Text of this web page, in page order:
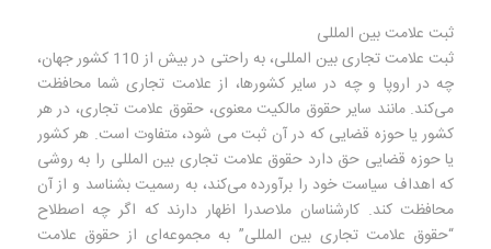
ثبت علامت بین المللی
ثبت علامت تجاری بین المللی، به راحتی در بیش از 110 کشور جهان،
چه در اروپا و چه در سایر کشورها، از علامت تجاری شما محافظت
می‌کند. مانند سایر حقوق مالکیت معنوی، حقوق علامت تجاری، در هر
کشور یا حوزه قضایی که در آن ثبت می شود، متفاوت است. هر کشور
یا حوزه قضایی حق دارد حقوق علامت تجاری بین المللی را به روشی
که اهداف سیاست خود را برآورده می‌کند، به رسمیت بشناسد و از آن
محافظت کند. کارشناسان ملاصدرا اظهار دارند که اگر چه اصطلاح
“حقوق علامت تجاری بین المللی” به مجموعه‌ای از حقوق علامت